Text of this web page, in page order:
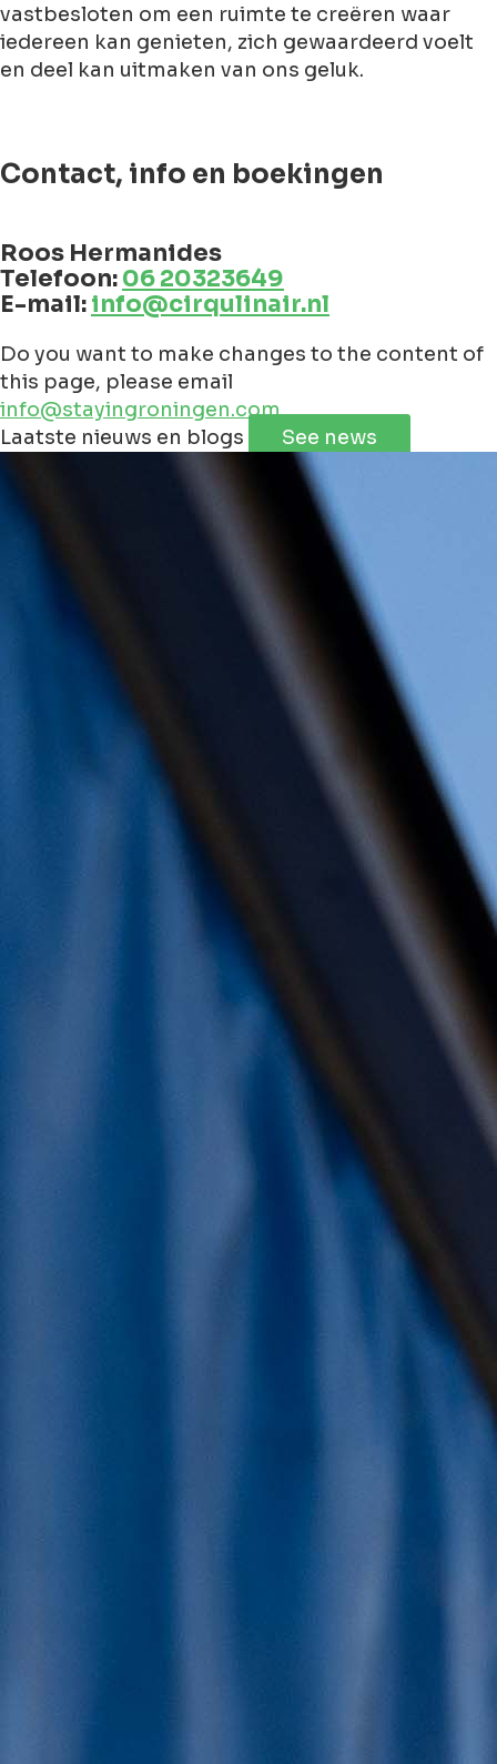
vastbesloten om een ruimte te creëren waar
iedereen kan genieten, zich gewaardeerd voelt
en deel kan uitmaken van ons geluk.
Contact, info en boekingen
Roos Hermanides
Telefoon:‭06 20323649‬
E-mail:info@cirqulinair.nl
Do you want to make changes to the content of
this page, please email
info@stayingroningen.com
+
Leaflet | ©JawgMaps©OpenStreetMap
Laatste nieuws en blogs See news